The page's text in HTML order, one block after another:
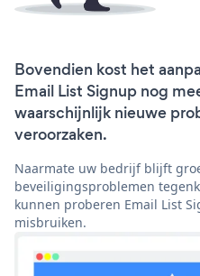
Bovendien kost het
Email List Signup nog
waarschijnlijk nieuwe
veroorzaken.
Naarmate uw bedrijf blijft
beveiligingsproblemen
kunnen proberen Email List
misbruiken.